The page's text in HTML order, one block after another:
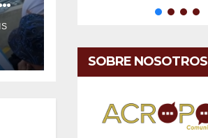
SOBRE NOSOTROS